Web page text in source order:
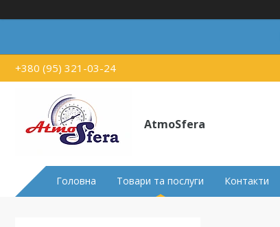
+380 (95) 321-03-24
AtmoSfera
Головна Товари та послуги Контакти